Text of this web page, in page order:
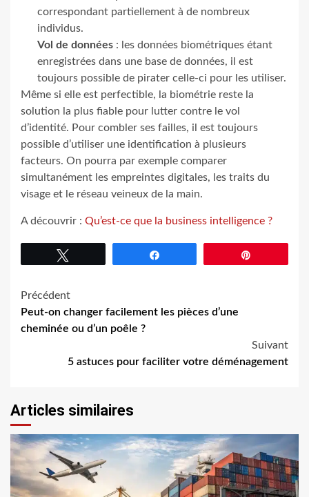
correspondant partiellement à de nombreux
individus.
Vol de données : les données biométriques étant
enregistrées dans une base de données, il est
toujours possible de pirater celle-ci pour les utiliser.
Même si elle est perfectible, la biométrie reste la
solution la plus fiable pour lutter contre le vol
d’identité. Pour combler ses failles, il est toujours
possible d’utiliser une identification à plusieurs
facteurs. On pourra par exemple comparer
simultanément les empreintes digitales, les traits du
visage et le réseau veineux de la main.
A découvrir : Qu’est-ce que la business intelligence ?
Navigation
d’article
Précédent
Peut-on changer facilement les pièces d’une
cheminée ou d’un poêle ?
Suivant
5 astuces pour faciliter votre déménagement
Articles similaires